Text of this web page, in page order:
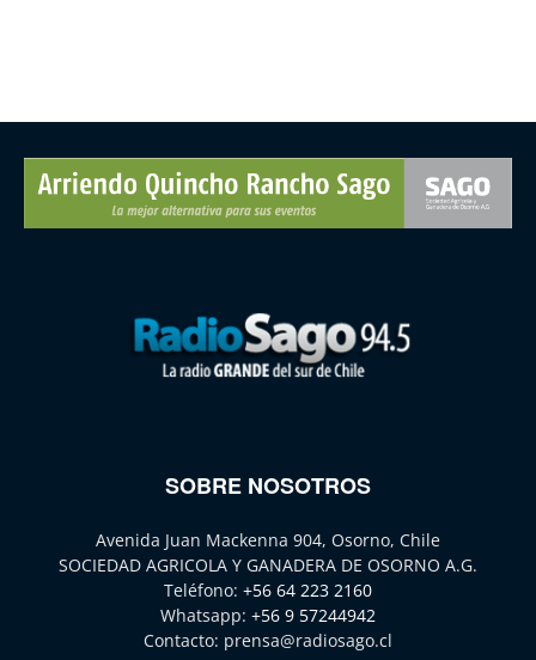
SOBRE NOSOTROS
Avenida Juan Mackenna 904, Osorno, Chile
SOCIEDAD AGRICOLA Y GANADERA DE OSORNO A.G.
Teléfono: +56 64 223 2160
Whatsapp: +56 9 57244942
Contacto: prensa@radiosago.cl